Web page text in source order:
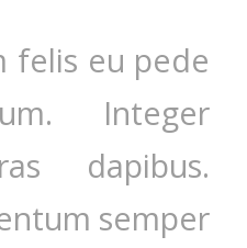
felis eu pede
Integer
dapibus.
semper